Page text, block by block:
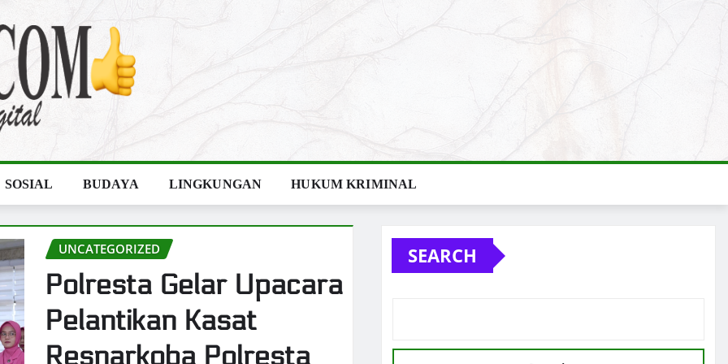
SOSIAL BUDAYA LINGKUNGAN HUKUM KRIMINAL
UNCATEGORIZED
Polresta Gelar Upacara
Pelantikan Kasat
Resnarkoba Polresta
SEARCH